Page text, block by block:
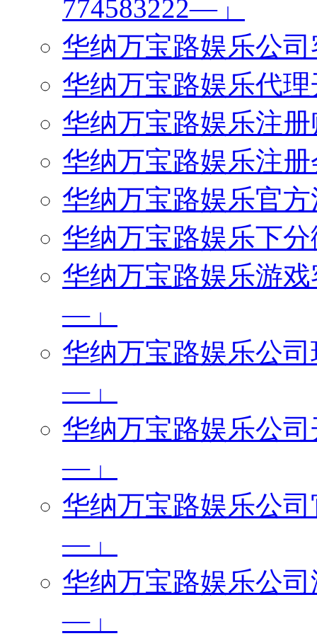
774583222—」
华纳万宝路娱乐公
华纳万宝路娱乐代
华纳万宝路娱乐注
华纳万宝路娱乐注
华纳万宝路娱乐官
华纳万宝路娱乐下
华纳万宝路娱乐游
—」
华纳万宝路娱乐公
—」
华纳万宝路娱乐公
—」
华纳万宝路娱乐公
—」
华纳万宝路娱乐公
—」